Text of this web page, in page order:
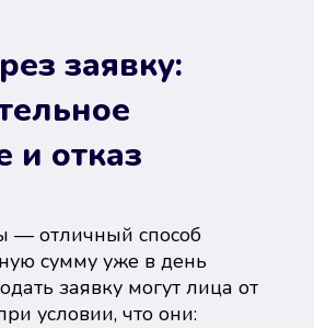
заявку:
и отказ
— отличный способ
сумму уже в день
заявку могут лица от
условии, что они: